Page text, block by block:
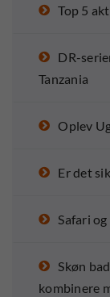
Top 5
DR-
Tanzania
Oplev
Er det
Safari
Skøn
kombinere